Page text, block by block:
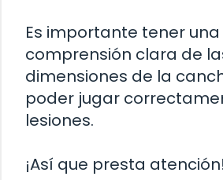
Es importante tener una
comprensión clara de
dimensiones de la
poder jugar
lesiones.
¡Así que presta atención!